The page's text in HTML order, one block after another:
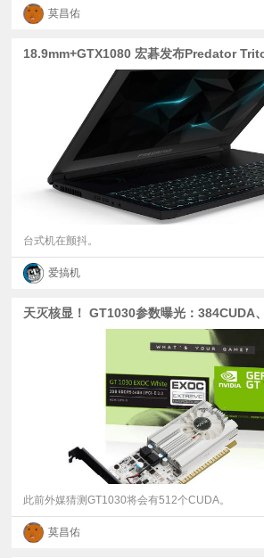
莫昌佑
18.9mm+GTX1080 宏碁发布Predator
台式机在颤抖。
爱搞机
此前外媒猜测GT1030将会有512个CUDA。
莫昌佑